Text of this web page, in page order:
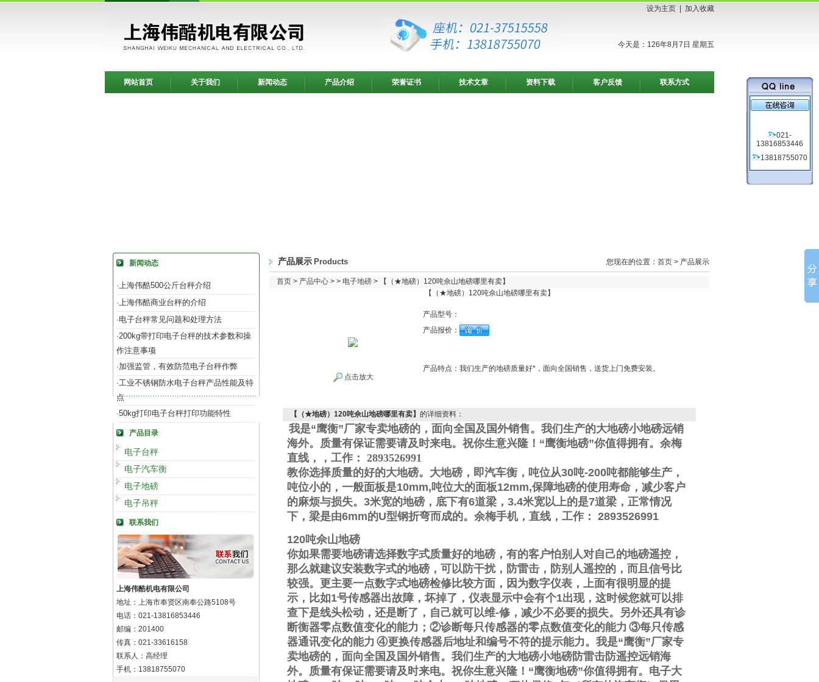
设为主页 加入收藏
今天是：126年8月7日 星期五
网站首页 关于我们 新闻动态 产品介绍 荣誉证书 技术文章 资料下载 客户反馈 联系方式
新闻动态
·上海伟酷500公斤台秤介绍
·上海伟酷商业台秤的介绍
·电子台秤常见问题和处理方法
·200kg带打印电子台秤的技术参数和操
作注意事项
·加强监管，有效防范电子台秤作弊
·工业不锈钢防水电子台秤产品性能及特
点
·50kg打印电子台秤打印功能特性
产品目录
电子台秤
电子汽车衡
电子地磅
电子吊秤
联系我们
上海伟酷机电有限公司
地址：上海市奉贤区南奉公路5108号
电话：021-13816853446
邮编：201400
传真：021-33616158
联系人：高经理
手机：13818755070
产品展示 Products 您现在的位置： 首页 > 产品展示
首页 > 产品中心 > > 电子地磅 > 【（★地磅）120吨佘山地磅哪里有卖】
【（★地磅）120吨佘山地磅哪里有卖】
点击放大
产品型号：
产品报价：
产品特点： 我们生产的地磅质量好*，面向全国销售，送货上门免费安装。
【（★地磅）120吨佘山地磅哪里有卖】 的详细资料：
我是“鹰衡”厂家专卖地磅的，面向全国及国外销售。我们生产的大地磅小地磅远销
海外。质量有保证需要请及时来电。祝你生意兴隆！“鹰衡地磅”你值得拥有。 余梅
直线 ， ，工作 ： 2893526991
教你选择质量的好的大地磅。大地磅，即汽车衡，吨位从30吨-200吨都能够生产，
吨位小的，一般面板是10mm,吨位大的面板12mm,保障地磅的使用寿命，减少客户
的麻烦与损失。 3米宽的地磅，底下有6道梁， 3.4米宽以上的是7道梁，正常情况
下，梁是由6mm的U型钢折弯而成的。 余梅手机，直线 ，工作 ： 2893526991
120吨佘山地磅
你如果需要地磅请选择数字式质量好的地磅，有的客户怕别人对自己的地磅遥控，
那么就建议安装数字式的地磅，可以防干扰，防雷击，防别人遥控的，而且信号比
较强。更主要一点数字式地磅检修比较方面，因为数字仪表，上面有很明显的提
示，比如1号传感器出故障，坏掉了，仪表显示中会有个1出现，这时候您就可以排
查下是线头松动，还是断了，自己就可以维-修，减少不必要的损失。另外还具有诊
断衡器零点数值变化的能力； ②诊断每只传感器的零点数值变化的能力 ③每只传感
器通讯变化的能力 ④更换传感器后地址和编号不符的提示能力。我是“鹰衡”厂家专
卖地磅的，面向全国及国外销售。我们生产的大地磅小地磅防雷击防遥控远销海
外。质量有保证需要请及时来电。祝你生意兴隆！ “鹰衡地磅”你值得拥有。电子大
021-
13816853446
13818755070